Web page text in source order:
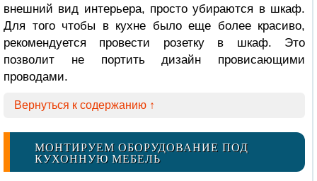
внешний вид интерьера, просто убираются в шкаф.
Для того чтобы в кухне было еще более красиво,
рекомендуется провести розетку в шкаф. Это
позволит не портить дизайн провисающими
проводами.
Вернуться к содержанию ↑
МОНТИРУЕМ ОБОРУДОВАНИЕ ПОД
КУХОННУЮ МЕБЕЛЬ